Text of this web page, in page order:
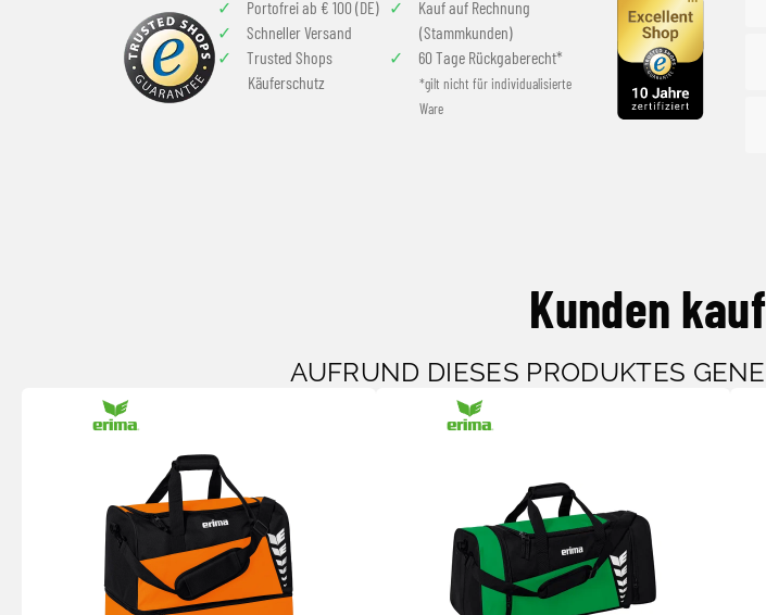
Portofrei ab € 100 (DE)
Schneller Versand
Trusted Shops
Käuferschutz
Kauf auf Rechnung
(Stammkunden)
60 Tage Rückgaberecht*
*gilt nicht für individualisierte
Ware
Kunden
AUFRUND DIESES PRODUKTES